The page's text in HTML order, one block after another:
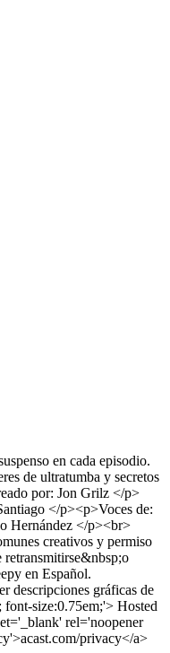
en cada episodio.
de ultratumba y secretos
por: Jon Grilz </p>
</p><p>Voces de:
Hernández </p><br>
creativos y permiso
en Español.
descripciones gráficas de
size:0.75em;'> Hosted
rel='noopener
privacy</a>